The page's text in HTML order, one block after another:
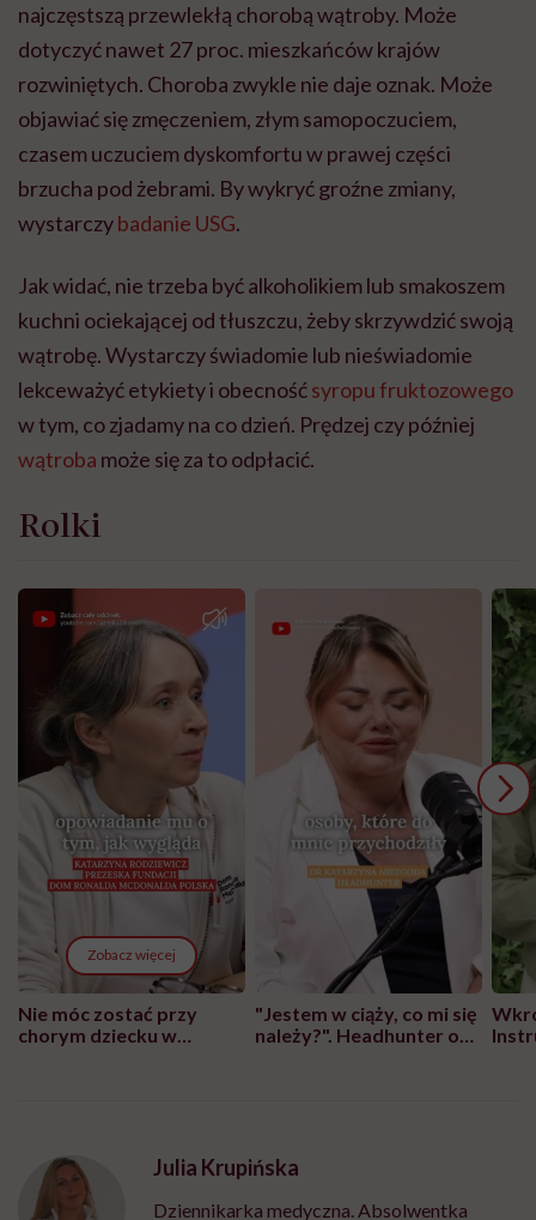
najczęstszą przewlekłą chorobą wątroby. Może
dotyczyć nawet 27 proc. mieszkańców krajów
rozwiniętych. Choroba zwykle nie daje oznak. Może
objawiać się zmęczeniem, złym samopoczuciem,
czasem uczuciem dyskomfortu w prawej części
brzucha pod żebrami. By wykryć groźne zmiany,
wystarczybadanie USG.
Jak widać, nie trzeba być alkoholikiem lub smakoszem
kuchni ociekającej od tłuszczu, żeby skrzywdzić swoją
wątrobę. Wystarczy świadomie lub nieświadomie
lekceważyć etykiety i obecnośćsyropu fruktozowego
w tym, co zjadamy na co dzień. Prędzej czy później
wątroba może się za to odpłacić.
Rolki
Zobacz więcej
Nie móc zostać przy
chorym dziecku w
"Jestem w ciąży, co mi się
należy?". Headhunter o
Julia Krupińska
Dziennikarka medyczna. Absolwentka